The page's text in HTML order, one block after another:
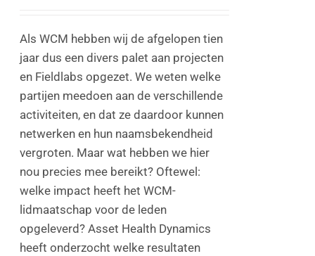
Als WCM hebben wij de afgelopen tien
jaar dus een divers palet aan projecten
en Fieldlabs opgezet. We weten welke
partijen meedoen aan de verschillende
activiteiten, en dat ze daardoor kunnen
netwerken en hun naamsbekendheid
vergroten. Maar wat hebben we hier
nou precies mee bereikt? Oftewel:
welke impact heeft het WCM-
lidmaatschap voor de leden
opgeleverd? Asset Health Dynamics
heeft onderzocht welke resultaten